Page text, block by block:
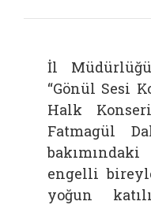
İl
“Gönül Sesi
Halk
Fatmagül
engelli
yoğun